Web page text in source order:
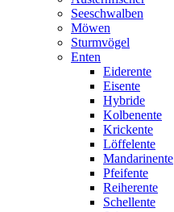
Seeschwalben
Möwen
Sturmvögel
Enten
Eiderente
Eisente
Hybride
Kolbenente
Krickente
Löffelente
Mandarinente
Pfeifente
Reiherente
Schellente